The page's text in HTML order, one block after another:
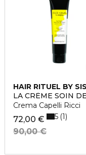
HAIR RITUEL BY
LA CRÈME SOIN
Crema Capelli Ricci
72,00 €
90,00 €
5 1